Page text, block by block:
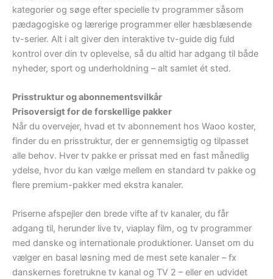
kategorier og søge efter specielle tv programmer såsom
pædagogiske og lærerige programmer eller hæsblæsende
tv-serier. Alt i alt giver den interaktive tv-guide dig fuld
kontrol over din tv oplevelse, så du altid har adgang til både
nyheder, sport og underholdning – alt samlet ét sted.
Prisstruktur og abonnementsvilkår
Prisoversigt for de forskellige pakker
Når du overvejer, hvad et tv abonnement hos Waoo koster,
finder du en prisstruktur, der er gennemsigtig og tilpasset
alle behov. Hver tv pakke er prissat med en fast månedlig
ydelse, hvor du kan vælge mellem en standard tv pakke og
flere premium-pakker med ekstra kanaler.
Priserne afspejler den brede vifte af tv kanaler, du får
adgang til, herunder live tv, viaplay film, og tv programmer
med danske og internationale produktioner. Uanset om du
vælger en basal løsning med de mest sete kanaler – fx
danskernes foretrukne tv kanal og TV 2 – eller en udvidet